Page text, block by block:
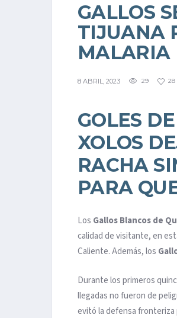
GALLOS
TIJUANA
MALARIA
8 ABRIL, 2023 29 28
GOLES
XOLOS
RACHA
PARA
Los Gallos Blancos de
calidad de visitante, en
Caliente. Además, los
Durante los primeros
llegadas no fueron de
evitó la defensa fronteriza